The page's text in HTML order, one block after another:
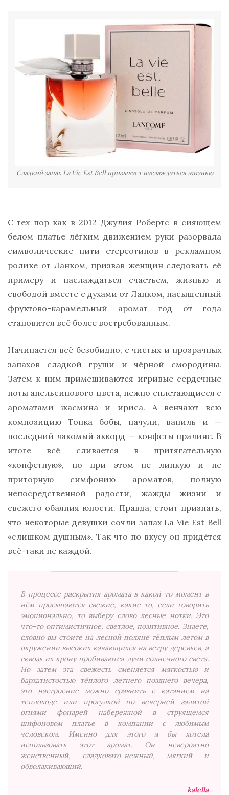
Сладкий запах La Vie Est Bell призывает наслаждаться жизнью
С тех пор как в 2012 Джулия Робертс в сияющем
белом платье лёгким движением руки разорвала
символические нити стереотипов в рекламном
ролике от Ланком, призвав женщин следовать её
примеру и наслаждаться счастьем, жизнью и
свободой вместе с духами от Ланком, насыщенный
фруктово-карамельный аромат год от года
становится всё более востребованным.
Начинается всё безобидно, с чистых и прозрачных
запахов сладкой груши и чёрной смородины.
Затем к ним примешиваются игривые сердечные
ноты апельсинового цвета, нежно сплетающиеся с
ароматами жасмина и ириса. А венчают всю
композицию Тонка бобы, пачули, ваниль и —
последний лакомый аккорд — конфеты пралине. В
итоге всё сливается в притягательную
«конфетную», но при этом не липкую и не
приторную симфонию ароматов, полную
непосредственной радости, жажды жизни и
свежего обаяния юности. Правда, стоит признать,
что некоторые девушки сочли запах La Vie Est Bell
«слишком душным». Так что по вкусу он придётся
всё-таки не каждой.
В процессе раскрытия аромата в какой-то момент в
нём просыпаются свежие, какие-то, если говорить
эмоционально, то выберу слово лесные нотки. Это
что-то оптимистичное, светлое, позитивное. Знаете,
словно вы стоите на лесной поляне тёплым летом в
окружении высоких качающихся на ветру деревьев, а
сквозь их крону пробиваются лучи солнечного света.
Но затем эта свежесть сменяется мягкостью и
бархатистостью тёплого летнего позднего вечера,
это настроение можно сравнить с катанием на
теплоходе или прогулкой по вечерней залитой
огнями фонарей набережной в струящемся
шифоновом платье в компании с любимым
человеком. Именно для этого я бы хотела
использовать этот аромат. Он невероятно
женственный, сладковато-нежный, мягкий и
обволакивающий.
kalella